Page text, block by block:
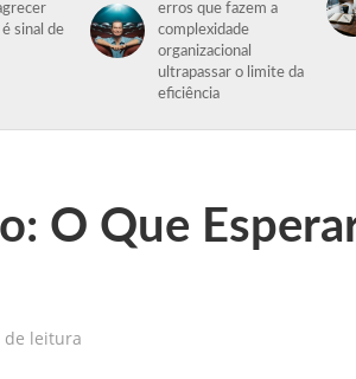
sinal de
erros que fazem a
complexidade
organizacional
ultrapassar o limite da
eficiência
O Que
de leitura